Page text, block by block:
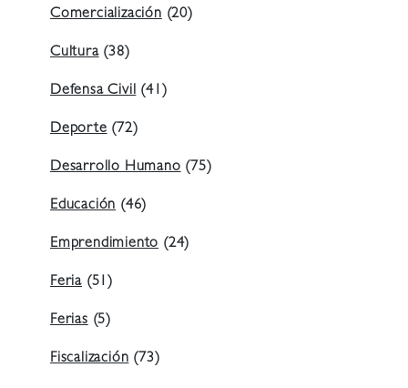
Comercialización (20)
Cultura(38)
Defensa Civil (41)
Deporte (72)
Desarrollo Humano (75)
Educación (46)
Emprendimiento (24)
Feria (51)
Ferias (5)
Fiscalización (73)